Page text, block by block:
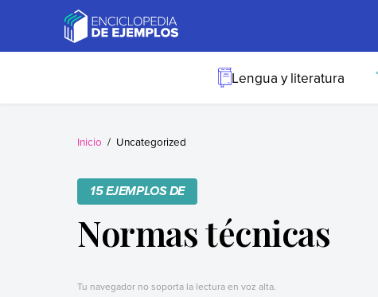
Ejemplos
Necesitas ejemplos.
Lengua y literatura
Inicio Uncategorized
15 EJEMPLOS DE
Normas técnicas
Tu navegador no soporta la lectura en voz alta.